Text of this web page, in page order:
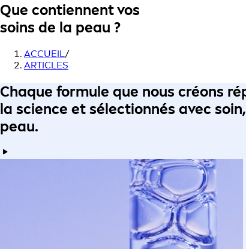
Que contiennent vos
soins de la peau ?
ACCUEIL/
ARTICLES
Chaque formule que nous créons
la science et sélectionnés avec soin
peau.